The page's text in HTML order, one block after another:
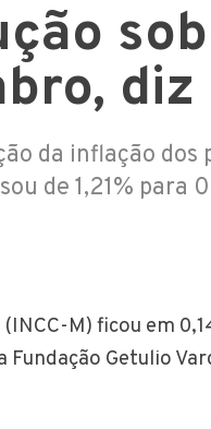
diz
da inflação dos
de 1,21% para
M) ficou em
Getulio